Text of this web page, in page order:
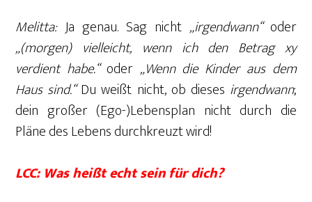
Melitta:Ja genau. Sag nicht „irgendwann“oder
„(morgen) vielleicht, wenn ich den Betrag xy
verdient habe.“oder „Wenn die Kinder aus dem
Haus sind.“Du weißt nicht, ob dieses irgendwann;
dein großer (Ego-)Lebensplan nicht durch die
Pläne des Lebens durchkreuzt wird!
LCC: Was heißt echt sein für dich?